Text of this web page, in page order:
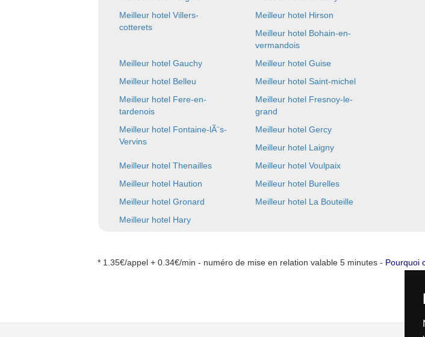
Meilleur hotel Villers-
cotterets
Meilleur hotel Hirson
Meilleur hotel Bohain-en-
vermandois
Meilleur hotel Gauchy
Meilleur hotel Guise
Meilleur hotel Belleu
Meilleur hotel Saint-michel
Meilleur hotel Fere-en-
tardenois
Meilleur hotel Fresnoy-le-
grand
Meilleur hotel Fontaine-lÃ¨s-
Vervins
Meilleur hotel Gercy
Meilleur hotel Laigny
Meilleur hotel Thenailles
Meilleur hotel Voulpaix
Meilleur hotel Haution
Meilleur hotel Burelles
Meilleur hotel Gronard
Meilleur hotel La Bouteille
Meilleur hotel Hary
* 1.35€/appel + 0.34€/min - numéro de mise en relation valable 5 minutes - Pourquoi